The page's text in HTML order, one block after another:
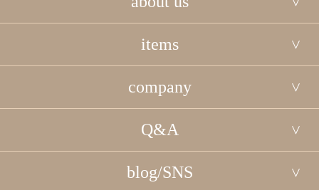
items
company
Q&A
blog/SNS